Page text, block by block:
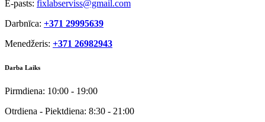
E-pasts: fixlabserviss@gmail.com
Darbnīca: +371 29995639
Menedžeris: +371 26982943
Darba Laiks
Pirmdiena: 10:00 - 19:00
Otrdiena - Piektdiena: 8:30 - 21:00